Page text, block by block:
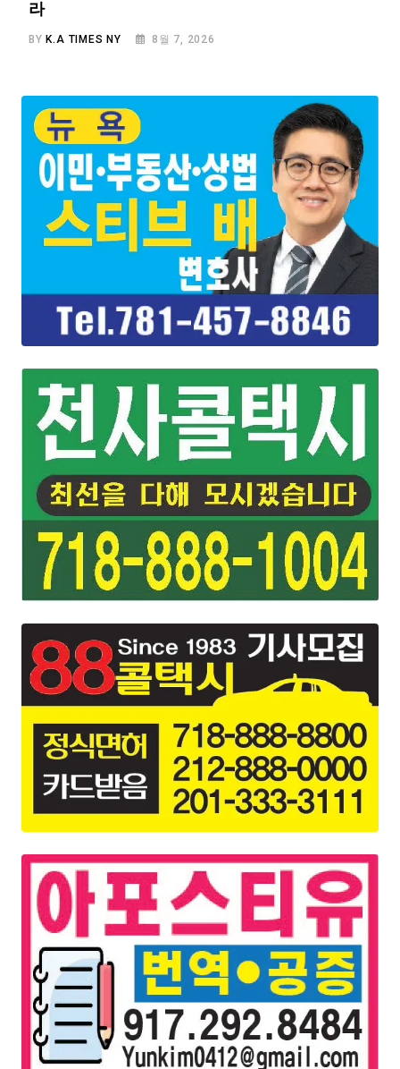
라
BYK.A TIMES NY 8월 7, 2026